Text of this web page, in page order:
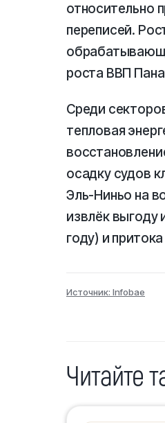
относительно
переписей.
роста ВВП
Среди
тепловая
осадку судов
Эль-Ниньо на
извлёк выгоду
году) и
Источник: Infobae
Читайте